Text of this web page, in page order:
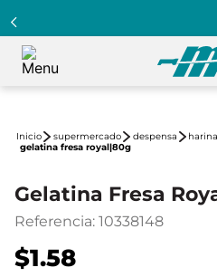
supermercado despensa
gelatina fresa royal|80g
Gelatina Fresa
Referencia: 10338148
$1.58